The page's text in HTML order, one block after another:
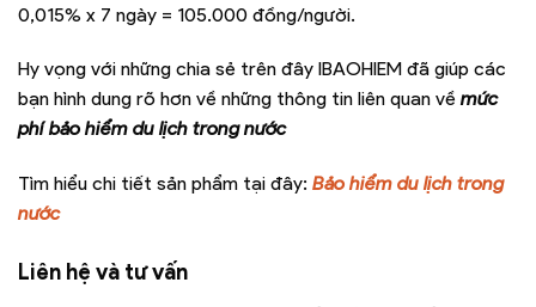
0,015% x 7 ngày = 105.000 đồng/người.
Hy vọng với những chia sẻ trên đây IBAOHIEM đã giúp các
bạn hình dung rõ hơn về những thông tin liên quan về mức
phí bảo hiểm du lịch trong nước
Tìm hiểu chi tiết sản phẩm tại đây: Bảo hiểm du lịch trong
nước
Liên hệ và tư vấn